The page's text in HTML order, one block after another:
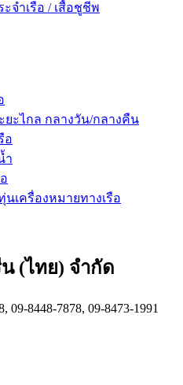
จำเรือ / เสื้อชูชีพ
ะไกล กลางวัน/กลางคืน
อ
ำ
เครื่องหมายทางเรือ
(ไทย) จำกัด
09-8448-7878, 09-8473-1991